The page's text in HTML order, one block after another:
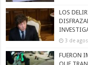
LOS
3 de
FUERON